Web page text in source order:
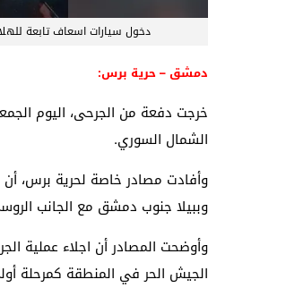
دخول سيارات اسعاف تابعة
دمشق – حرية برس:
خرجت دفعة من الجرحى، اليوم
الشمال السوري.
وأفادت مصادر خاصة لحرية برس،
وببيلا جنوب دمشق مع الجانب
وأوضحت المصادر أن اجلاء عملية
الجيش الحر في المنطقة كمرحلة